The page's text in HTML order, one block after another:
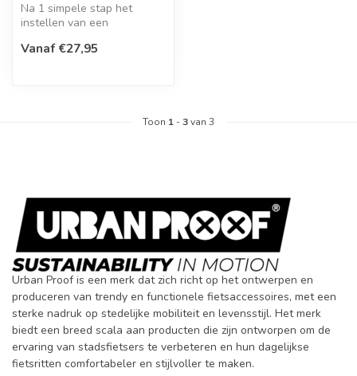
Na 1 simpele stap het
instellen van een
kettingslot, h...
Vanaf €27,95
Toon 1 -3van 3
Urban Proof is een merk dat zich richt op het ontwerpen en
produceren van trendy en functionele fietsaccessoires, met een
sterke nadruk op stedelijke mobiliteit en levensstijl. Het merk
biedt een breed scala aan producten die zijn ontworpen om de
ervaring van stadsfietsers te verbeteren en hun dagelijkse
fietsritten comfortabeler en stijlvoller te maken.